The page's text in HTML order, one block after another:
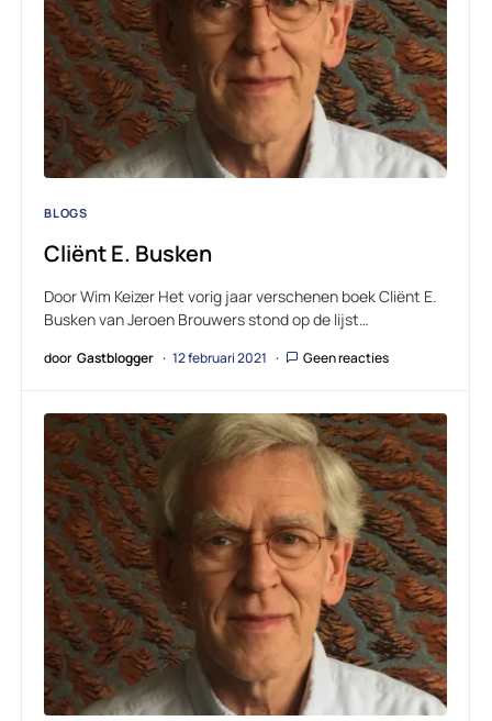
BLOGS
Cliënt E. Busken
Door Wim Keizer Het vorig jaar verschenen boek Cliënt E.
Busken van Jeroen Brouwers stond op de lijst…
door Gastblogger 12 februari 2021 Geen reacties